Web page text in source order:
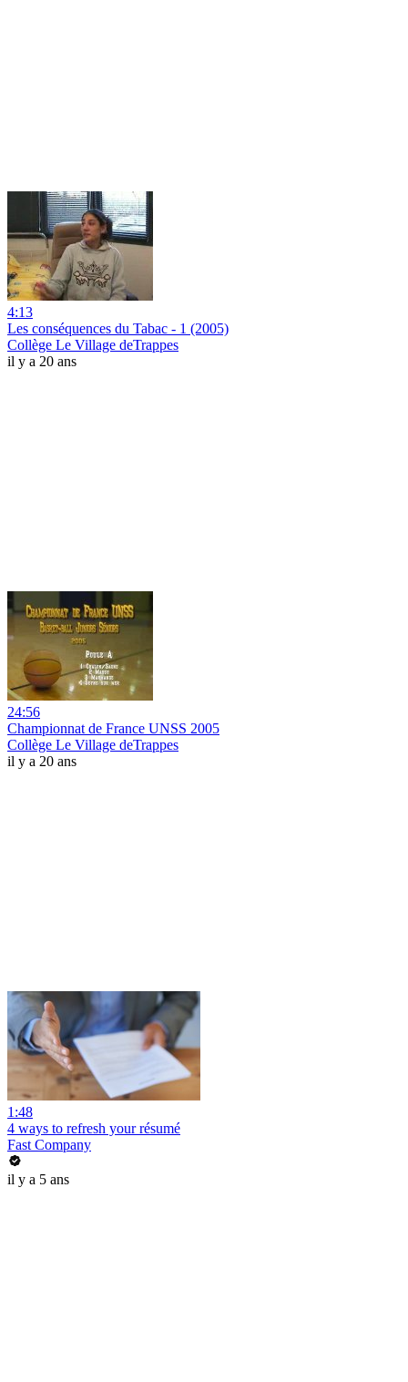
4:13
Les conséquences du Tabac - 1 (2005)
Collège Le Village deTrappes
il y a 20 ans
24:56
Championnat de France UNSS 2005
Collège Le Village deTrappes
il y a 20 ans
1:48
4 ways to refresh your résumé
Fast Company
il y a 5 ans